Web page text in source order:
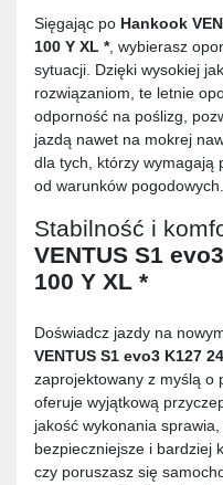
Sięgając po Hankook
100 Y XL *, wybierasz
sytuacji. Dzięki wysokiej
rozwiązaniom, te letnie
odporność na poślizg,
jazdą nawet na mokrej
dla tych, którzy wymagają
od warunków pogodowych.
Stabilność i
VENTUS S1
100 Y XL *
Doświadcz jazdy na
VENTUS S1 evo3 K127
zaprojektowany z myślą o
oferuje wyjątkową
jakość wykonania
bezpieczniejsze i bardziej
czy poruszasz się